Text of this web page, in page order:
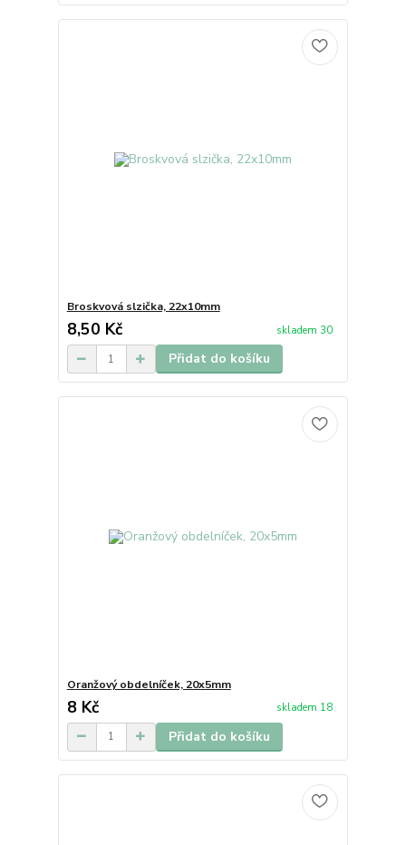
Broskvová slzička, 22x10mm
8,50 Kč skladem 30
Přidat do košíku
Oranžový obdelníček, 20x5mm
8 Kč skladem 18
Přidat do košíku